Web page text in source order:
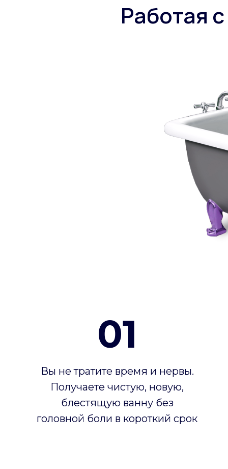
Работая
Вы не тратите время и нервы.
Получаете чистую, новую,
блестящую ванну без
головной боли в короткий срок
01